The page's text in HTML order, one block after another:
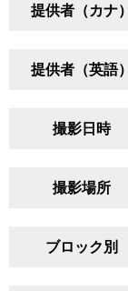
提供者（カナ）
提供者（英語）
撮影日時
撮影場所
ブロック別